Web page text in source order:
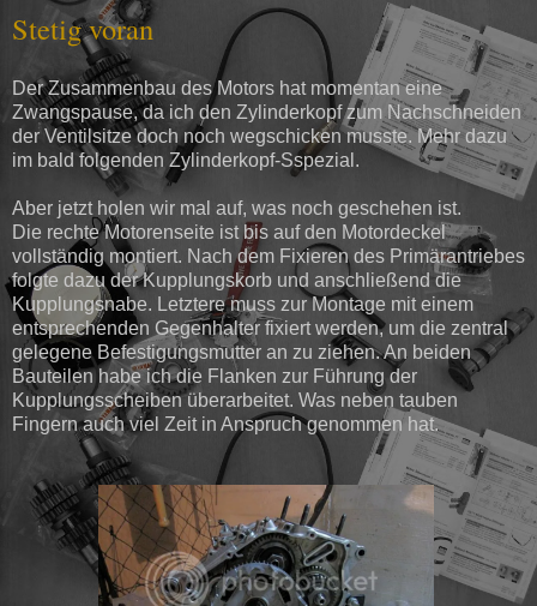
Stetig voran
Der Zusammenbau des Motors hat momentan eine
Zwangspause, da ich den Zylinderkopf zum Nachschneiden
der Ventilsitze doch noch wegschicken musste. Mehr dazu
im bald folgenden Zylinderkopf-Sspezial.
Aber jetzt holen wir mal auf, was noch geschehen ist.
Die rechte Motorenseite ist bis auf den Motordeckel
vollständig montiert. Nach dem Fixieren des Primärantriebes
folgte dazu der Kupplungskorb und anschließend die
Kupplungsnabe. Letztere muss zur Montage mit einem
entsprechenden Gegenhalter fixiert werden, um die zentral
gelegene Befestigungsmutter an zu ziehen. An beiden
Bauteilen habe ich die Flanken zur Führung der
Kupplungsscheiben überarbeitet. Was neben tauben
Fingern auch viel Zeit in Anspruch genommen hat.